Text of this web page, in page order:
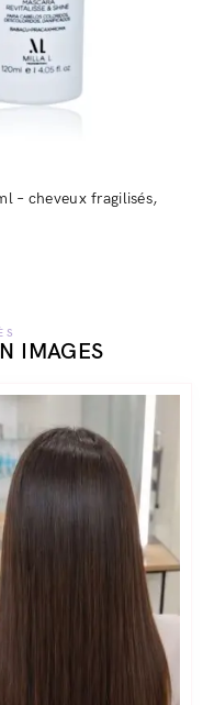
– cheveux fragilisés,
IMAGES